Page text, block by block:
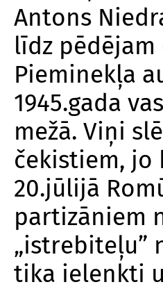
Antons
līdz
Pieminekļa
1945.gada
mežā. Viņi
čekistiem, jo
20.jūlijā
partizāniem
„istrebiteļu”
tika ielenkti